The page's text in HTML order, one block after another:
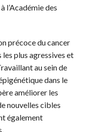
l’Académie des
précoce du cancer
les plus agressives et
au sein de
dans le
améliorer les
nouvelles cibles
également